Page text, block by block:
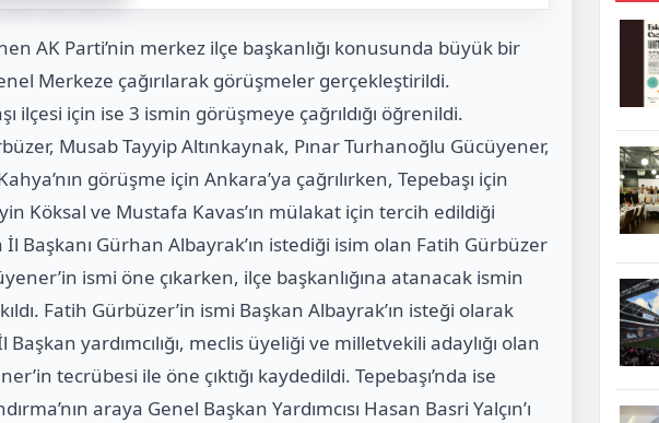
AK Parti’nin merkez ilçe başkanlığı konusunda büyük bir
Merkeze çağırılarak görüşmeler gerçekleştirildi.
ilçesi için ise 3 ismin görüşmeye çağrıldığı öğrenildi.
Musab Tayyip Altınkaynak, Pınar Turhanoğlu Gücüyener,
görüşme için Ankara’ya çağrılırken, Tepebaşı için
Köksal ve Mustafa Kavas’ın mülakat için tercih edildiği
İl Başkanı Gürhan Albayrak’ın istediği isim olan Fatih Gürbüzer
ismi öne çıkarken, ilçe başkanlığına atanacak ismin
Fatih Gürbüzer’in ismi Başkan Albayrak’ın isteği olarak
yardımcılığı, meclis üyeliği ve milletvekili adaylığı olan
tecrübesi ile öne çıktığı kaydedildi. Tepebaşı’nda ise
araya Genel Başkan Yardımcısı Hasan Basri Yalçın’ı